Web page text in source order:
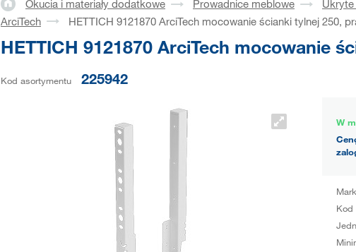
Okucia i materiały dodatkowe Prowadnice meblowe
ArciTech
HETTICH 9121870 ArciTech mocowanie ścianki tylnej 250,
HETTICH 9121870 ArciTech mocowanie
Kod asortymentu 225942
W
Kod